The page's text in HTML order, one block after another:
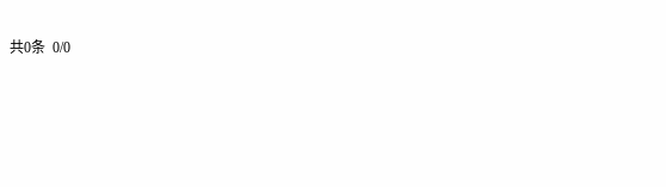
共0条 0/0